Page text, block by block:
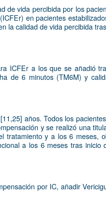
vida percibida por los
en pacientes
calidad de vida percibida
ICFEr a los que se añadió
de 6 minutos (TM6M) y
años. Todos los
y se realizó una
y a los 6 meses,
a los 6 meses tras
por IC, añadir